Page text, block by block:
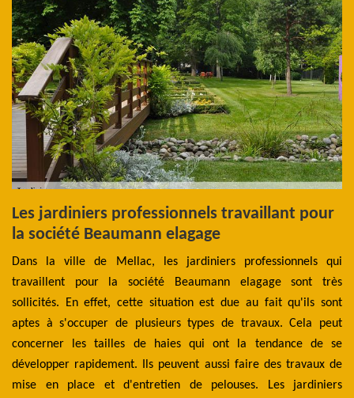
Les jardiniers professionnels travaillant pour
la société Beaumann elagage
Dans la ville de Mellac, les jardiniers professionnels qui
travaillent pour la société Beaumann elagage sont très
sollicités. En effet, cette situation est due au fait qu'ils sont
aptes à s'occuper de plusieurs types de travaux. Cela peut
concerner les tailles de haies qui ont la tendance de se
développer rapidement. Ils peuvent aussi faire des travaux de
mise en place et d'entretien de pelouses. Les jardiniers